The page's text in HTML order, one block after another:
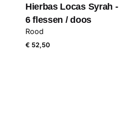
Hierbas Locas Syrah -
6 flessen / doos
Rood
€ 52,50